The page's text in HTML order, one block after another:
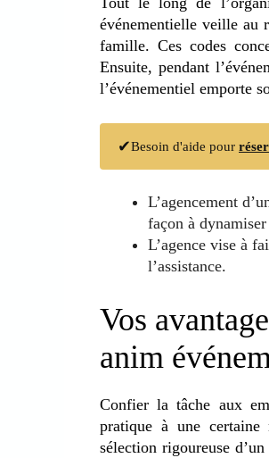
événementielle veille au
famille. Ces codes
Ensuite, pendant
l’événementiel emporte
✔Besoin d'aide pour
L’agencement
façon à
L’agence vise à
l’assistance.
Vos
anim
Confier la tâche aux
pratique à une certaine
sélection rigoureuse